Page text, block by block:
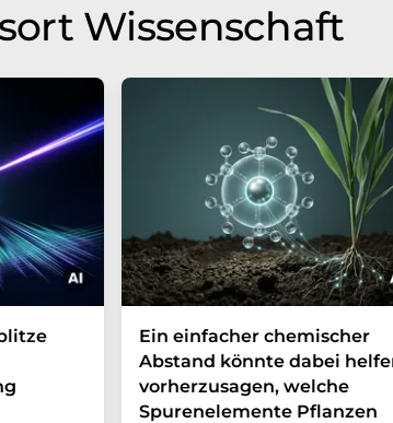
Wissenschaft
Ein einfacher chemischer
Abstand könnte dabei
vorherzusagen, welche
Spurenelemente Pflanzen